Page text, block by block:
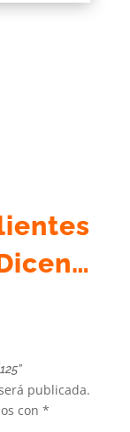
publicada.
con *